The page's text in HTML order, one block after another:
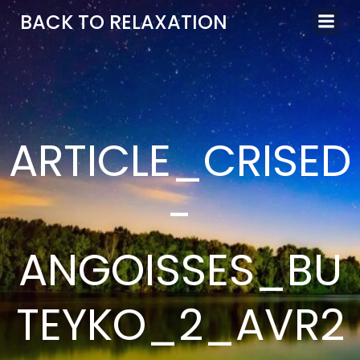
Aller
au
contenu
BACK TO RELAXATION
ARTICLE_CRISED
-
ANGOISSES_BU
TEYKO_2_AVR2